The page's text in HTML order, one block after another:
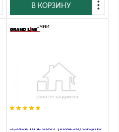
В КОРЗИНУ
5,5х32 RAL 3009 (10х250) сверло
В наличии